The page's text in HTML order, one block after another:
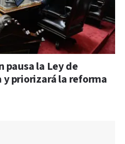
pausa la Ley de
priorizará la reforma